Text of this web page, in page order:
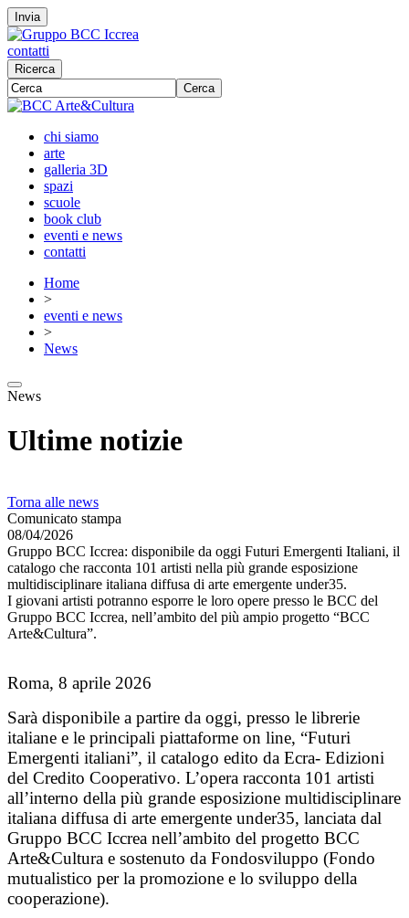
Invia
contatti
Ricerca
Cerca
chi siamo
arte
galleria 3D
spazi
scuole
book club
eventi e news
contatti
Home
>
eventi e news
>
News
News
Ultime notizie
Torna alle news
Comunicato stampa
08/04/2026
Gruppo BCC Iccrea: disponibile da oggi Futuri Emergenti Italiani, il
catalogo che racconta 101 artisti nella più grande esposizione
multidisciplinare italiana diffusa di arte emergente under35.
I giovani artisti potranno esporre le loro opere presso le BCC del
Gruppo BCC Iccrea, nell’ambito del più ampio progetto “BCC
Arte&Cultura”.
Roma, 8 aprile 2026
Sarà disponibile a partire da oggi, presso le librerie
italiane e le principali piattaforme on line, “Futuri
Emergenti italiani”, il catalogo edito da Ecra- Edizioni
del Credito Cooperativo. L’opera racconta 101 artisti
all’interno della più grande esposizione multidisciplinare
italiana diffusa di arte emergente under35, lanciata dal
Gruppo BCC Iccrea nell’ambito del progetto BCC
Arte&Cultura e sostenuto da Fondosviluppo (Fondo
mutualistico per la promozione e lo sviluppo della
cooperazione).